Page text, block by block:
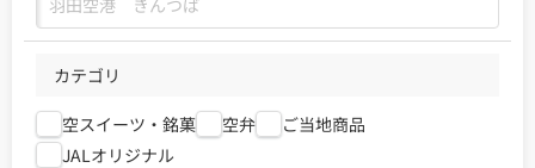
カテゴリ
空スイーツ・銘菓 空弁
ご当地商品
JALオリジナル